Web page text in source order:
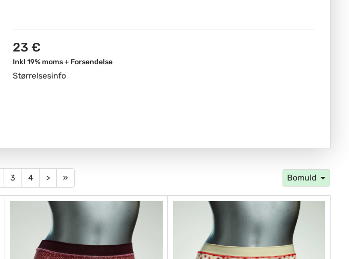
23 €
Inkl 19% moms + Forsendelse
Størrelsesinfo
3 4 > » Bomuld